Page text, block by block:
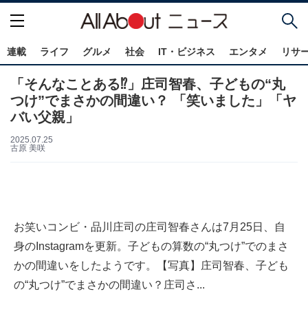
連載 ライフ グルメ 社会 IT・ビジネス エンタメ リサ
「そんなことある⁉」庄司智春、子どもの“丸
つけ”でまさかの間違い？ 「笑いました」「ヤ
バい父親」
2025.07.25
古原 美咲
お笑いコンビ・品川庄司の庄司智春さんは7月25日、自
身のInstagramを更新。子どもの算数の“丸つけ”でのまさ
かの間違いをしたようです。【写真】庄司智春、子ども
の“丸つけ”でまさかの間違い？庄司さ...